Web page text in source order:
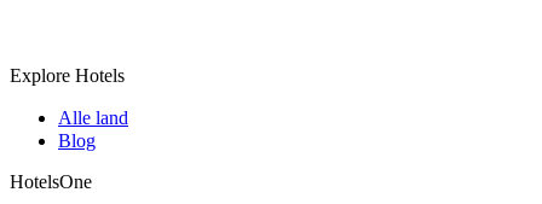
Explore Hotels
Alle land
Blog
HotelsOne